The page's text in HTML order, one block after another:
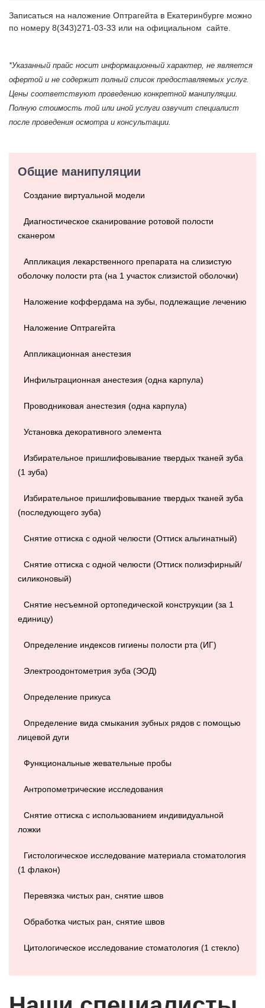
Записаться на наложение Оптрагейта в Екатеринбурге можно
по номеру 8(343)271-03-33 или на официальном сайте.
*Указанный прайс носит информационный характер, не является
офертой и не содержит полный список предоставляемых услуг.
Цены соответствуют проведению конкретной манипуляции.
Полную стоимость той или иной услуги озвучит специалист
после проведения осмотра и консультации.
Общие манипуляции
Создание виртуальной модели
Диагностическое сканирование ротовой полости
сканером
Аппликация лекарственного препарата на слизистую
оболочку полости рта (на 1 участок слизистой оболочки)
Наложение коффердама на зубы, подлежащие лечению
Наложение Оптрагейта
Аппликационная анестезия
Инфильтрационная анестезия (одна карпула)
Проводниковая анестезия (одна карпула)
Установка декоративного элемента
Избирательное пришлифовывание твердых тканей зуба
(1 зуба)
Избирательное пришлифовывание твердых тканей зуба
(последующего зуба)
Снятие оттиска с одной челюсти (Оттиск альгинатный)
Снятие оттиска с одной челюсти (Оттиск полиэфирный/
силиконовый)
Снятие несъемной ортопедической конструкции (за 1
единицу)
Определение индексов гигиены полости рта (ИГ)
Электроодонтометрия зуба (ЭОД)
Определение прикуса
Определение вида смыкания зубных рядов с помощью
лицевой дуги
Функциональные жевательные пробы
Антропометрические исследования
Снятие оттиска с использованием индивидуальной
ложки
Гистологическое исследование материала стоматология
(1 флакон)
Перевязка чистых ран, снятие швов
Обработка чистых ран, снятие швов
Цитологическое исследование стоматология (1 стекло)